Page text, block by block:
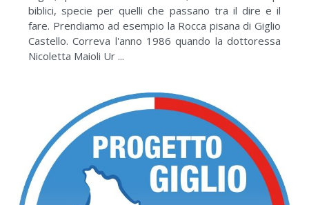
biblici, specie per quelli che passano tra il dire e il
fare. Prendiamo ad esempio la Rocca pisana di Giglio
Castello. Correva l'anno 1986 quando la dottoressa
Nicoletta Maioli Ur ...